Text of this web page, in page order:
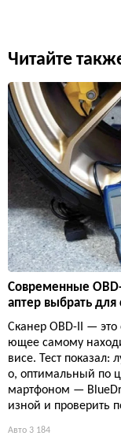
Читайте
Современные
аптер выбрать
Сканер OBD-II — это
ющее самому
висе. Тест показал:
o, оптимальный по
мартфоном —
изной и проверить
Авто 3 184